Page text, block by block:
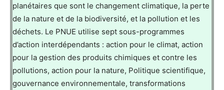
planétaires que sont le changement climatique, la perte
de la nature et de la biodiversité, et la pollution et les
déchets. Le PNUE utilise sept sous-programmes
d’action interdépendants : action pour le climat, action
pour la gestion des produits chimiques et contre les
pollutions, action pour la nature, Politique scientifique,
gouvernance environnementale, transformations